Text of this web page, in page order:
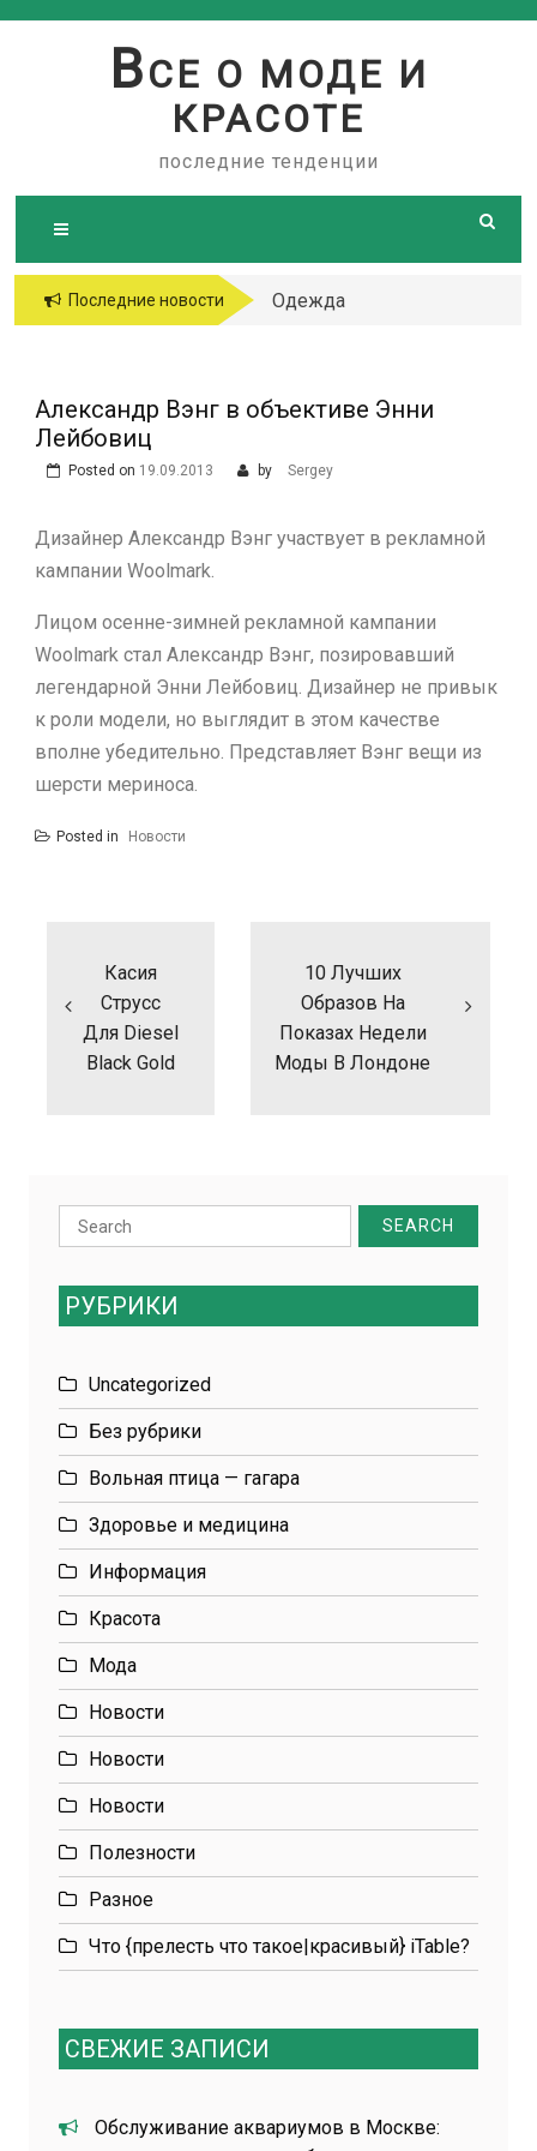
ВСЕ О МОДЕ И
КРАСОТЕ
последние тенденции
Последние новости
Одежда
Александр Вэнг в объективе Энни
Лейбовиц
Posted on 19.09.2013 by Sergey
Дизайнер Александр Вэнг участвует в рекламной
кампании Woolmark.
Лицом осенне-зимней рекламной кампании
Woolmark стал Александр Вэнг, позировавший
легендарной Энни Лейбовиц. Дизайнер не привык
к роли модели, но выглядит в этом качестве
вполне убедительно. Представляет Вэнг вещи из
шерсти мериноса.
Posted in Новости
записямКасия
Струсс
Для Diesel
Black Gold
10 Лучших
Образов На
Показах Недели
Моды В Лондоне
Search
for:
РУБРИКИ
Uncategorized
Без рубрики
Вольная птица — гагара
Здоровье и медицина
Информация
Красота
Мода
Новости
Новости
Новости
Полезности
Разное
Что {прелесть что такое|красивый} iTable?
СВЕЖИЕ ЗАПИСИ
Обслуживание аквариумов в Москве: